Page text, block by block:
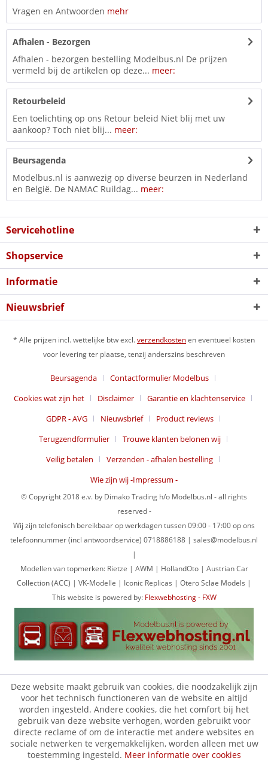
Vragen en Antwoorden mehr
Afhalen - Bezorgen
Afhalen - bezorgen bestelling Modelbus.nl De prijzen
vermeld bij de artikelen op deze... meer:
Retourbeleid
Een toelichting op ons Retour beleid Niet blij met uw
aankoop? Toch niet blij... meer:
Beursagenda
Modelbus.nl is aanwezig op diverse beurzen in Nederland
en België. De NAMAC Ruildag... meer:
Servicehotline
Shopservice
Informatie
Nieuwsbrief
* Alle prijzen incl. wettelijke btw excl.verzendkostenen eventueel kosten
voor levering ter plaatse, tenzij anderszins beschreven
Beursagenda
Contactformulier Modelbus
Cookies wat zijn het
Disclaimer
Garantie en klachtenservice
GDPR - AVG
Nieuwsbrief
Product reviews
Terugzendformulier
Trouwe klanten belonen wij
Veilig betalen
Verzenden - afhalen bestelling
Wie zijn wij -Impressum -
© Copyright 2018 e.v. by Dimako Trading h/o Modelbus.nl - all rights
reserved -
Wij zijn telefonisch bereikbaar op werkdagen tussen 09:00 - 17:00 op ons
telefoonnummer (incl antwoordservice) 0718886188 | sales@modelbus.nl
|
Modellen van topmerken: Rietze | AWM | HollandOto | Austrian Car
Collection (ACC) | VK-Modelle | Iconic Replicas | Otero Sclae Models |
This website is powered by: Flexwebhosting - FXW
Deze website maakt gebruik van cookies, die noodzakelijk zijn
voor het technisch functioneren van de website en altijd
worden ingesteld. Andere cookies, die het comfort bij het
gebruik van deze website verhogen, worden gebruikt voor
directe reclame of om de interactie met andere websites en
sociale netwerken te vergemakkelijken, worden alleen met uw
toestemming ingesteld. Meer informatie over cookies